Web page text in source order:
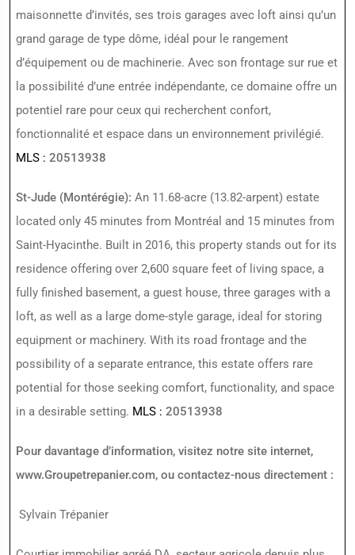
maisonnette d’invités, ses trois garages avec loft ainsi qu’un
grand garage de type dôme, idéal pour le rangement
d’équipement ou de machinerie. Avec son frontage sur rue et
la possibilité d’une entrée indépendante, ce domaine offre un
potentiel rare pour ceux qui recherchent confort,
fonctionnalité et espace dans un environnement privilégié.
MLS : 20513938
St-Jude (Montérégie): An 11.68-acre (13.82-arpent) estate
located only 45 minutes from Montréal and 15 minutes from
Saint-Hyacinthe. Built in 2016, this property stands out for its
residence offering over 2,600 square feet of living space, a
fully finished basement, a guest house, three garages with a
loft, as well as a large dome-style garage, ideal for storing
equipment or machinery. With its road frontage and the
possibility of a separate entrance, this estate offers rare
potential for those seeking comfort, functionality, and space
in a desirable setting. MLS : 20513938
Pour davantage d’information, visitez notre site internet,
www.Groupetrepanier.com, ou contactez-nous directement :
Sylvain Trépanier